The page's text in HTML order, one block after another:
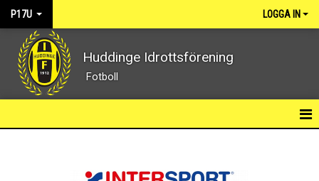
P17U LOGGA IN
Huddinge Idrottsförening
Fotboll